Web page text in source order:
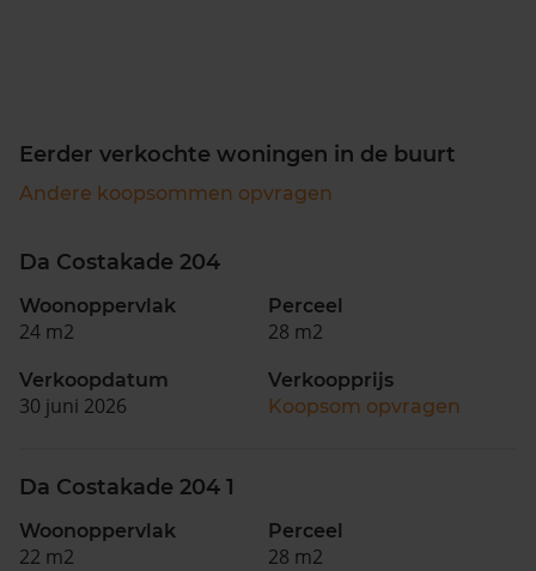
Eerder verkochte woningen in de buurt
Andere koopsommen opvragen
Da Costakade 204
Woonoppervlak
24 m2
Perceel
28 m2
Verkoopdatum
30 juni 2026
Verkoopprijs
Koopsom opvragen
Da Costakade 204 1
Woonoppervlak
22 m2
Perceel
28 m2